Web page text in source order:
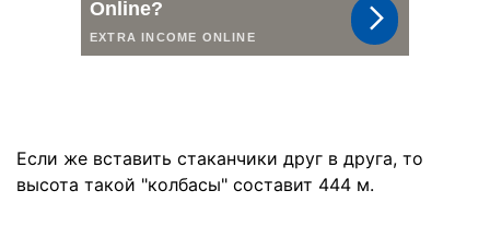
Если же вставить стаканчики друг в друга, то
высота такой "колбасы" составит 444 м.